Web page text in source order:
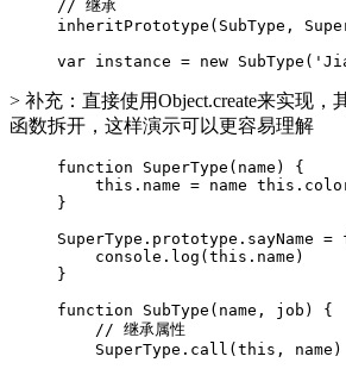
// 继承
inheritPrototype(SubType,
var instance = new
> 补充：直接使用Object.create来实现，
函数拆开，这样演示可以更容易理解
function SuperType(name) {
this.name = name
}
SuperType.prototype.sayName
    console.log(this.name)
}
function SubType(name, job) {
    // 继承属性
    SuperType.call(this, name)